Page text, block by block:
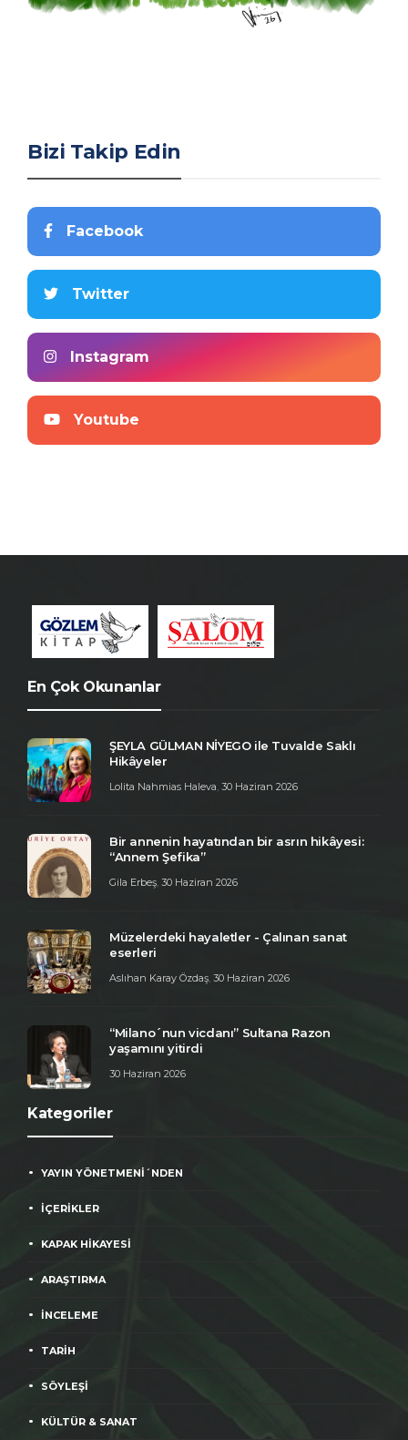
Bizi Takip Edin
Facebook
Twitter
Instagram
Youtube
En Çok Okunanlar
ŞEYLA GÜLMAN NİYEGO ile Tuvalde Saklı
Hikâyeler
Lolita Nahmias Haleva 30 Haziran 2026
Bir annenin hayatından bir asrın hikâyesi:
“Annem Şefika”
Gila Erbeş 30 Haziran 2026
Müzelerdeki hayaletler - Çalınan sanat
eserleri
Aslıhan Karay Özdaş 30 Haziran 2026
“Milano´nun vicdanı” Sultana Razon
yaşamını yitirdi
30 Haziran 2026
Kategoriler
YAYIN YÖNETMENİ´NDEN
İÇERİKLER
KAPAK HİKAYESİ
ARAŞTIRMA
İNCELEME
TARİH
SÖYLEŞİ
KÜLTÜR & SANAT